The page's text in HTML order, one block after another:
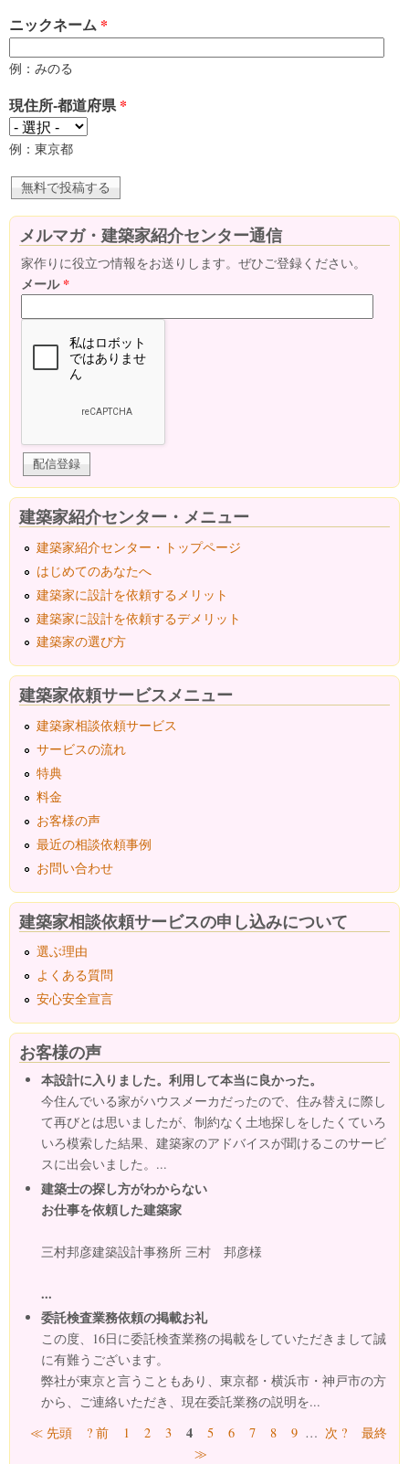
ニックネーム *
例：みのる
現住所-都道府県*
例：東京都
メルマガ・建築家紹介センター通信
家作りに役立つ情報をお送りします。ぜひご登録ください。
メール*
建築家紹介センター・メニュー
建築家紹介センター・トップページ
はじめてのあなたへ
建築家に設計を依頼するメリット
建築家に設計を依頼するデメリット
建築家の選び方
建築家依頼サービスメニュー
建築家相談依頼サービス
サービスの流れ
特典
料金
お客様の声
最近の相談依頼事例
お問い合わせ
建築家相談依頼サービスの申し込みについて
選ぶ理由
よくある質問
安心安全宣言
お客様の声
本設計に入りました。利用して本当に良かった。
今住んでいる家がハウスメーカだったので、住み替えに際し
て再びとは思いましたが、制約なく土地探しをしたくていろ
いろ模索した結果、建築家のアドバイスが聞けるこのサービ
スに出会いました。...
建築士の探し方がわからない
お仕事を依頼した建築家
三村邦彦建築設計事務所 三村 邦彦様
...
委託検査業務依頼の掲載お礼
この度、16日に委託検査業務の掲載をしていただきまして誠
に有難うございます。
弊社が東京と言うこともあり、東京都・横浜市・神戸市の方
から、ご連絡いただき、現在委託業務の説明を...
ページ
≪ 先頭 ? 前 1 2 3 4 5 6 7 8 9 … 次 ?
最終
≫